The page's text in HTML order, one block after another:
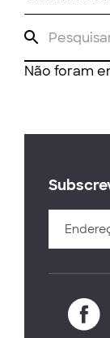
Não foram